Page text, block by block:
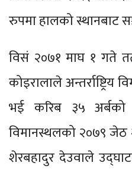
रुपमा हालको स्थानबाट
विसं २०७१ माघ १ गते
कोइरालाले अन्तर्राष्ट्रिय
भई करिब ३५ अर्बको
विमानस्थलको २०७९ जेठ
शेरबहादुर देउवाले